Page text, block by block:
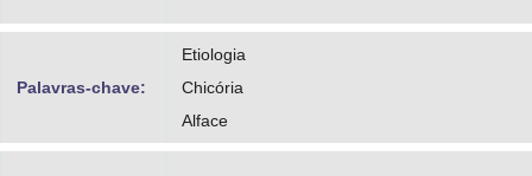
Palavras-chave:
Etiologia
Chicória
Alface